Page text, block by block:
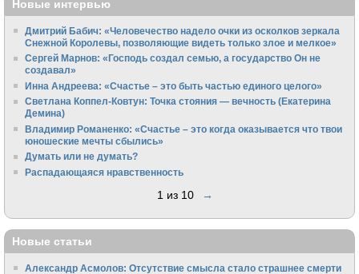
Новые интервью
Дмитрий Бабич: «Человечество надело очки из осколков зеркала
Снежной Королевы, позволяющие видеть только злое и мелкое»
Сергей Марнов: «Господь создал семью, а государство Он не
создавал»
Инна Андреева: «Счастье – это быть частью единого целого»
Светлана Коппел-Ковтун: Точка стояния — вечность (Екатерина
Демина)
Владимир Романенко: «Счастье – это когда оказывается что твои
юношеские мечты сбылись»
Думать или не думать?
Распадающаяся нравственность
1 из 10 →
Новые статьи
Александр Асмолов: Отсутствие смысла стало страшнее смерти